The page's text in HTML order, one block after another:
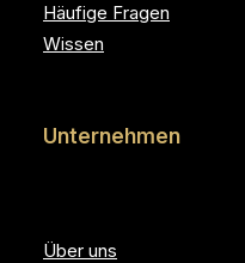
Häufige Fragen
Wissen
Unternehmen
Über uns